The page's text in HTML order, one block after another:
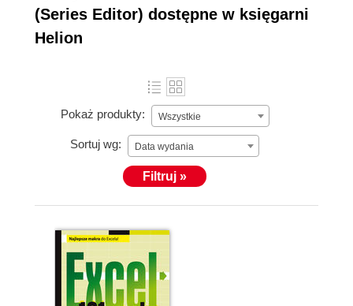
(Series Editor) dostępne w księgarni
Helion
Pokaż produkty: Wszystkie
Sortuj wg: Data wydania
Filtruj »